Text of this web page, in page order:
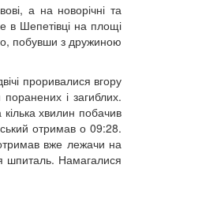
а на новорічні та
в Шепетівці на площі
побувши з дружиною
проривалися вгору
і загиблих.
кілька хвилин побачив
отримав о 09:28.
вже лежачи на
шпиталь. Намагалися